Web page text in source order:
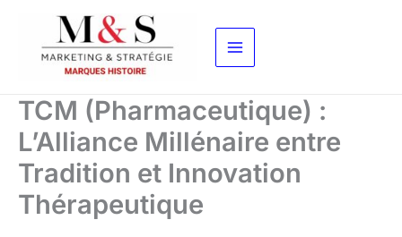
contenu
TCM (Pharmaceutique) :
L’Alliance Millénaire entre
Tradition et Innovation
Thérapeutique